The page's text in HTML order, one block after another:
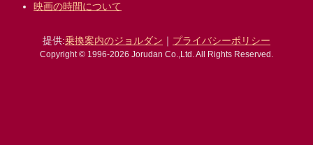
映画の時間について
提供:乗換案内のジョルダン ｜ プライバシーポリシー
Copyright © 1996-2026 Jorudan Co.,Ltd. All Rights Reserved.